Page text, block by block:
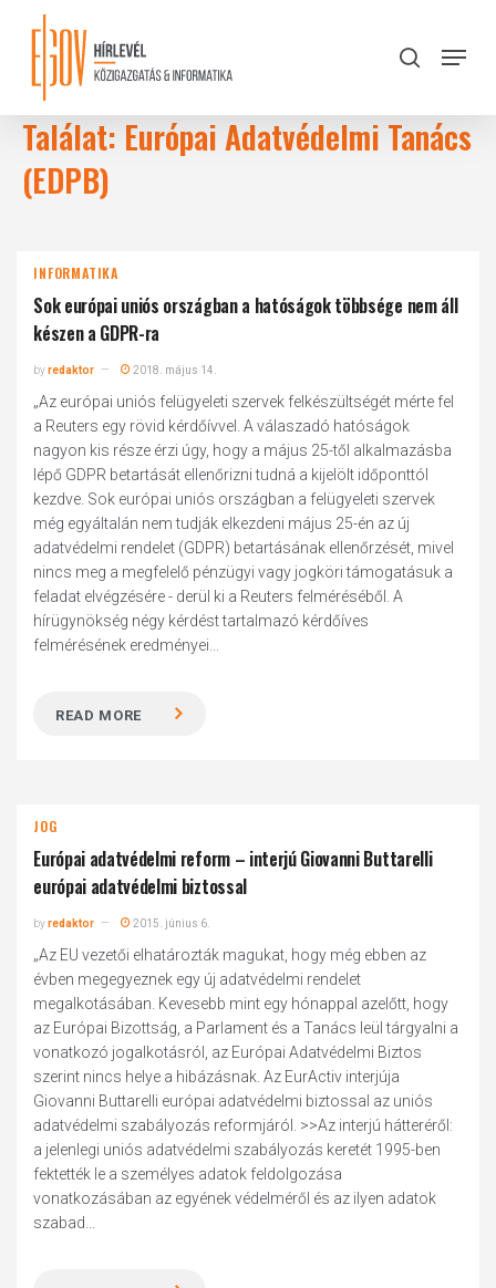
content
search
Menu
Találat: Európai Adatvédelmi Tanács
(EDPB)
INFORMATIKA
Sok európai uniós országban a hatóságok többsége nem áll
készen a GDPR-ra
byredaktor 2018. május 14.
„Az európai uniós felügyeleti szervek felkészültségét mérte fel
a Reuters egy rövid kérdőívvel. A válaszadó hatóságok
nagyon kis része érzi úgy, hogy a május 25-től alkalmazásba
lépő GDPR betartását ellenőrizni tudná a kijelölt időponttól
kezdve. Sok európai uniós országban a felügyeleti szervek
még egyáltalán nem tudják elkezdeni május 25-én az új
adatvédelmi rendelet (GDPR) betartásának ellenőrzését, mivel
nincs meg a megfelelő pénzügyi vagy jogköri támogatásuk a
feladat elvégzésére - derül ki a Reuters felméréséből. A
hírügynökség négy kérdést tartalmazó kérdőíves
felmérésének eredményei...
READ MORE
JOG
Európai adatvédelmi reform – interjú Giovanni Buttarelli
európai adatvédelmi biztossal
byredaktor 2015. június 6.
„Az EU vezetői elhatározták magukat, hogy még ebben az
évben megegyeznek egy új adatvédelmi rendelet
megalkotásában. Kevesebb mint egy hónappal azelőtt, hogy
az Európai Bizottság, a Parlament és a Tanács leül tárgyalni a
vonatkozó jogalkotásról, az Európai Adatvédelmi Biztos
szerint nincs helye a hibázásnak. Az EurActiv interjúja
Giovanni Buttarelli európai adatvédelmi biztossal az uniós
adatvédelmi szabályozás reformjáról. >>Az interjú hátteréről:
a jelenlegi uniós adatvédelmi szabályozás keretét 1995-ben
fektették le a személyes adatok feldolgozása
vonatkozásában az egyének védelméről és az ilyen adatok
szabad...
Close